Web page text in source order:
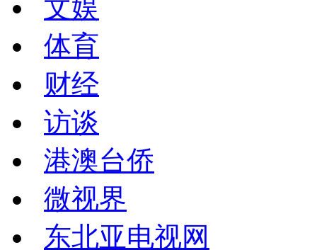
文娱
体育
财经
访谈
港澳台侨
微视界
东北亚电视网